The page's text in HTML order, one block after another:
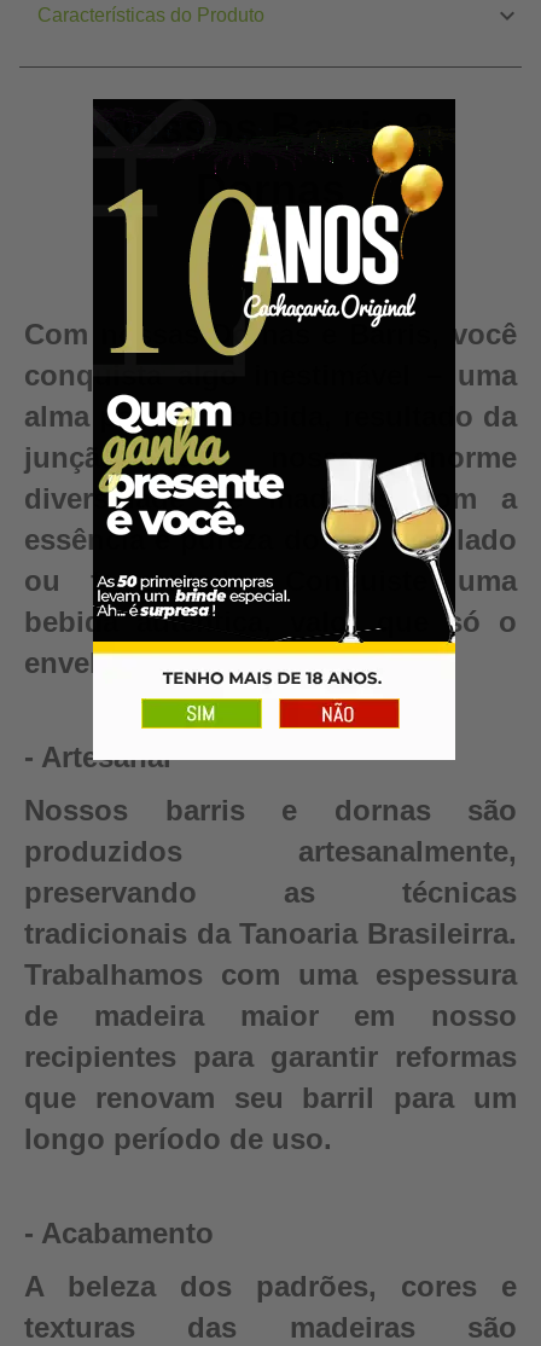
Características do Produto
Nossos Barris &
Dornas
Com nossas Dornas e Barris, você
conquista algo inestimável – uma
alma para sua bebida, resultado da
junção da nossa enorme
diversidade de madeiras com a
essência e pureza do seu destilado
ou fermentado. Conquiste uma
bebida autêntica, valor que só o
envelhecimento pode criar.
- Artesanal
Nossos barris e dornas são
produzidos artesanalmente,
preservando as técnicas
tradicionais da Tanoaria Brasileirra.
Trabalhamos com uma espessura
de madeira maior em nosso
recipientes para garantir reformas
que renovam seu barril para um
longo período de uso.
- Acabamento
A beleza dos padrões, cores e
texturas das madeiras são